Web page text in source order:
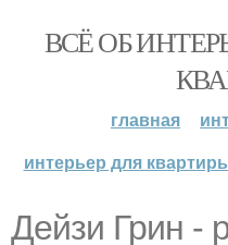
ВСЁ ОБ
главная
интерьер для
Дейзи Грин -